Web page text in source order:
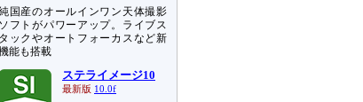
国産のオールインワン天体撮影
ソフトがパワーアップ。ライブス
タックやオートフォーカスなど新
能も搭載
ステライメージ10
最新版 10.0f